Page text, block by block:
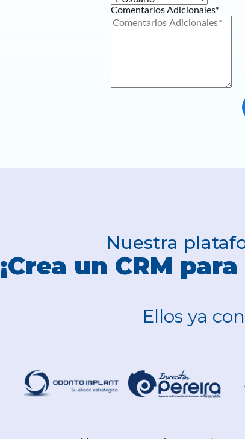
Comentarios Adicionales*
Nuestra
¡Crea un CRM
Ellos ya